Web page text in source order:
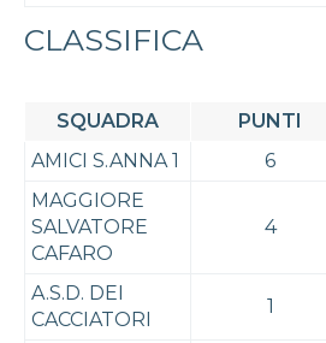
CLASSIFICA
SQUADRA
PUNTI
AMICI S.ANNA 1
6
MAGGIORE
SALVATORE
CAFARO
4
A.S.D. DEI
CACCIATORI
1